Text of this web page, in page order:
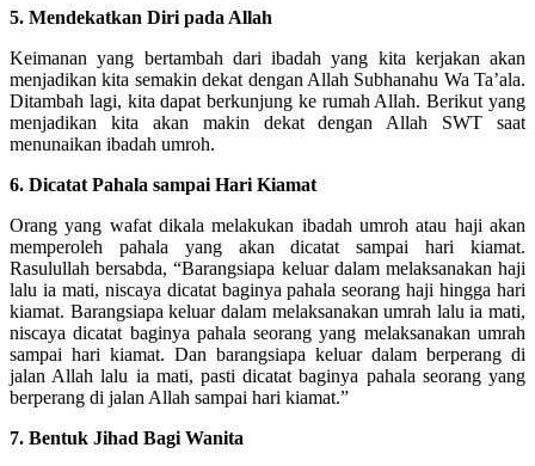
5. Mendekatkan Diri pada Allah
Keimanan yang bertambah dari ibadah yang kita kerjakan akan
menjadikan kita semakin dekat dengan Allah Subhanahu Wa Ta’ala.
Ditambah lagi, kita dapat berkunjung ke rumah Allah. Berikut yang
menjadikan kita akan makin dekat dengan Allah SWT saat
menunaikan ibadah umroh.
6. Dicatat Pahala sampai Hari Kiamat
Orang yang wafat dikala melakukan ibadah umroh atau haji akan
memperoleh pahala yang akan dicatat sampai hari kiamat.
Rasulullah bersabda, “Barangsiapa keluar dalam melaksanakan haji
lalu ia mati, niscaya dicatat baginya pahala seorang haji hingga hari
kiamat. Barangsiapa keluar dalam melaksanakan umrah lalu ia mati,
niscaya dicatat baginya pahala seorang yang melaksanakan umrah
sampai hari kiamat. Dan barangsiapa keluar dalam berperang di
jalan Allah lalu ia mati, pasti dicatat baginya pahala seorang yang
berperang di jalan Allah sampai hari kiamat.”
7. Bentuk Jihad Bagi Wanita